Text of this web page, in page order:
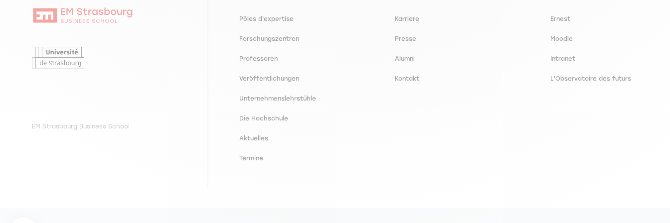
EBER N. (2009). Doping and fair play. Economic Analysis and Policy, 39 (n° 3) [ABS cat.1, AJG cat.1]
EBER N. (2008). The performance-enhancing drug game reconsidered: A fair play approach. Journal of Sports Economics, 9 (n° 3)
EBER N. (2008). Ce que les sportifs ont appris aux économistes. Revue d'Économie Politique, 118 (n° 3), 341-374 [CNRS cat.2, HCERES cat.A]
EBER N. (2008). Le dilemme du sportif. Revue d'Économie Politique, 118 (n° 2), 207-227 [CNRS cat.2, HCERES cat.A]
EBER N. (2007). L'économie expérimentale comme outil pédagogique : quelle efficacité ?. Revue d'Économie Politique, 117 (n° 4), 607-629 [CNRS cat.2, HCERES
EBER N. (2012). L'économie expérimentale (2ème édition). La Découverte
EBER N. (2007). Théorie des jeux (2ème édition). Dunod
EBER N. (2006). Le dilemme du prisonnier. La Découverte
EBER N. (2005). L'économie expérimentale. La Découverte
EM Strasbourg Business School
Pôles d'expertise
Forschungszentren
Professoren
Veröffentlichungen
Unternehmenslehrstühle
Die Hochschule
Aktuelles
Termine
Karriere
Presse
Alumni
Kontakt
Ernest
Moodle
Intranet
L'Observatoire des futurs